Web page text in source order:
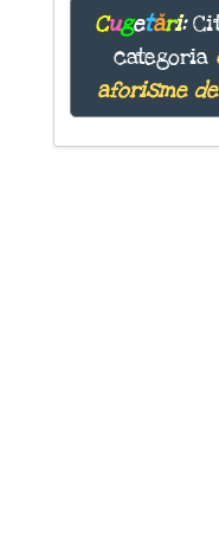
Cugetări:
categoria
aforisme